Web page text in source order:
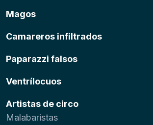
Magos
Camareros infiltrados
Paparazzi falsos
Ventrílocuos
Artistas de circo
Malabaristas